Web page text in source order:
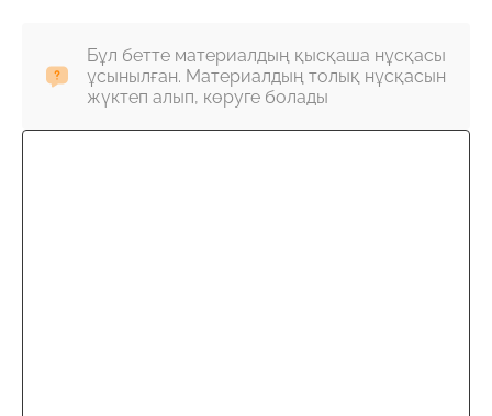
Бұл бетте материалдың қысқаша нұсқасы
ұсынылған. Материалдың толық нұсқасын
жүктеп алып, көруге болады